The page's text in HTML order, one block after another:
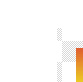
ゲ
ー
シ
ョ
ン